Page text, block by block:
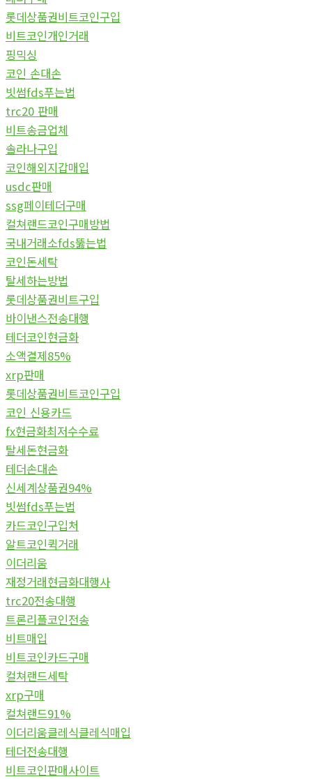
롯데상품권비트코인구입
비트코인개인거래
핑믹싱
코인 손대손
빗썸fds푸는법
trc20 판매
비트송금업체
솔라나구입
코인해외지갑매입
usdc판매
ssg페이테더구매
컬쳐랜드코인구매방법
국내거래소fds뚫는법
코인돈세탁
탈세하는방법
롯데상품권비트구입
바이낸스전송대행
테더코인현금화
소액결제85%
xrp판매
롯데상품권비트코인구입
코인 신용카드
fx현금화최저수수료
탈세돈현금화
테더손대손
신세계상품권94%
빗썸fds푸는법
카드코인구입처
알트코인퀵거래
이더리움
재정거래현금화대행사
trc20전송대행
트론리플코인전송
비트매입
비트코인카드구매
컬쳐랜드세탁
xrp구매
컬쳐랜드91%
이더리움클레식클레식매입
테더전송대행
비트코인판매사이트